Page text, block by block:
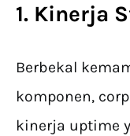
1. Kinerja
Berbekal
komponen,
kinerja uptime